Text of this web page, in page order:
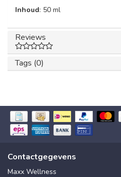
Inhoud: 50 ml
Reviews
Tags (0)
Contactgegevens
Maxx Wellness